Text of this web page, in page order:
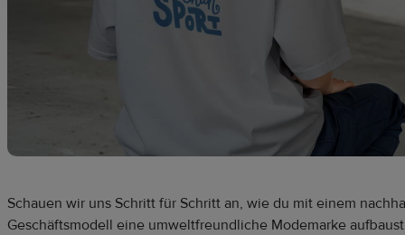
Schauen wir uns Schritt für Schritt an, wie du mit einem
Geschäftsmodell eine umweltfreundliche Modemarke